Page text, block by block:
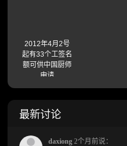
2012年4月2号
起有33个工签名
额可供中国厨师
申请
最新讨论
daxiong 2个月前说：